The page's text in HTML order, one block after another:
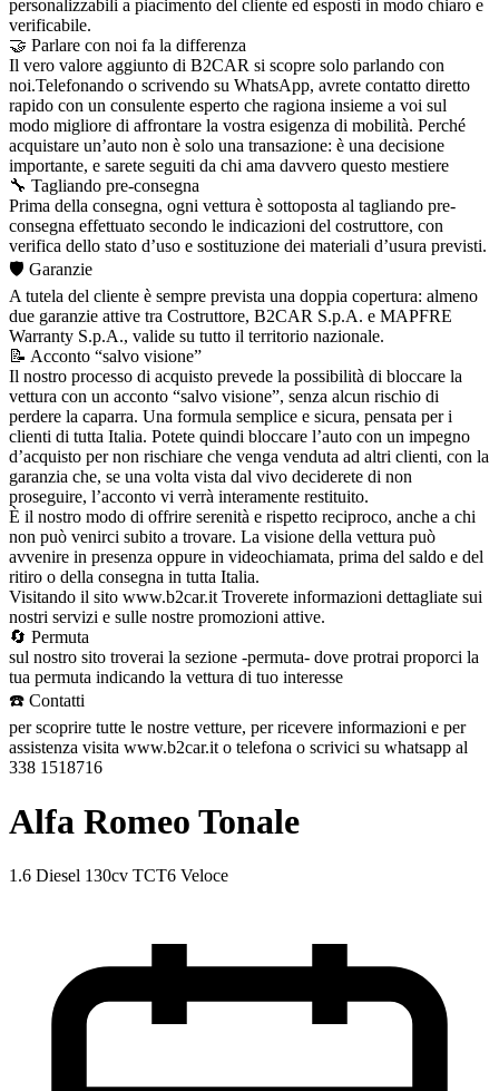
personalizzabili a piacimento del cliente ed esposti in modo chiaro e
verificabile.
🤝 Parlare con noi fa la differenza
Il vero valore aggiunto di B2CAR si scopre solo parlando con
noi.Telefonando o scrivendo su WhatsApp, avrete contatto diretto
rapido con un consulente esperto che ragiona insieme a voi sul
modo migliore di affrontare la vostra esigenza di mobilità. Perché
acquistare un’auto non è solo una transazione: è una decisione
importante, e sarete seguiti da chi ama davvero questo mestiere
🔧 Tagliando pre-consegna
Prima della consegna, ogni vettura è sottoposta al tagliando pre-
consegna effettuato secondo le indicazioni del costruttore, con
verifica dello stato d’uso e sostituzione dei materiali d’usura previsti.
🛡️ Garanzie
A tutela del cliente è sempre prevista una doppia copertura: almeno
due garanzie attive tra Costruttore, B2CAR S.p.A. e MAPFRE
Warranty S.p.A., valide su tutto il territorio nazionale.
📝 Acconto “salvo visione”
Il nostro processo di acquisto prevede la possibilità di bloccare la
vettura con un acconto “salvo visione”, senza alcun rischio di
perdere la caparra. Una formula semplice e sicura, pensata per i
clienti di tutta Italia. Potete quindi bloccare l’auto con un impegno
d’acquisto per non rischiare che venga venduta ad altri clienti, con la
garanzia che, se una volta vista dal vivo deciderete di non
proseguire, l’acconto vi verrà interamente restituito.
È il nostro modo di offrire serenità e rispetto reciproco, anche a chi
non può venirci subito a trovare. La visione della vettura può
avvenire in presenza oppure in videochiamata, prima del saldo e del
ritiro o della consegna in tutta Italia.
Visitando il sito www.b2car.it Troverete informazioni dettagliate sui
nostri servizi e sulle nostre promozioni attive.
🔄 Permuta
sul nostro sito troverai la sezione -permuta- dove protrai proporci la
tua permuta indicando la vettura di tuo interesse
☎️ Contatti
per scoprire tutte le nostre vetture, per ricevere informazioni e per
assistenza visita www.b2car.it o telefona o scrivici su whatsapp al
338 1518716
Alfa Romeo Tonale
1.6 Diesel 130cv TCT6 Veloce